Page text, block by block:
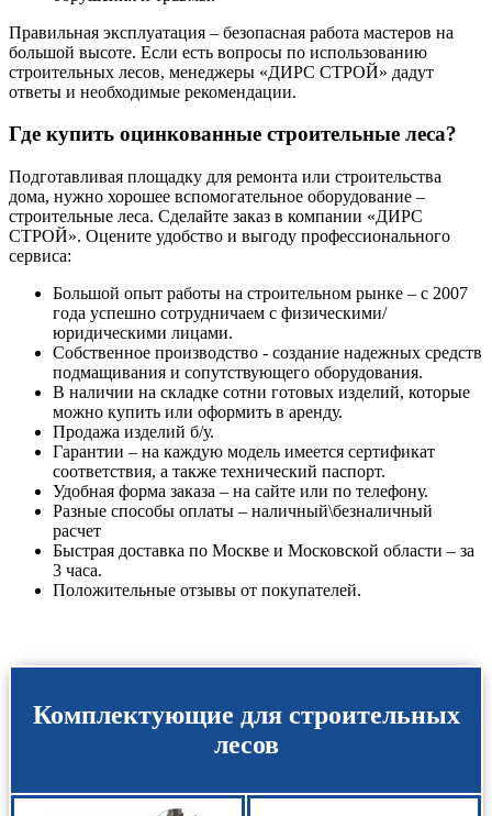
Правильная эксплуатация – безопасная работа мастеров на
большой высоте. Если есть вопросы по использованию
строительных лесов, менеджеры «ДИРС СТРОЙ» дадут
ответы и необходимые рекомендации.
Где купить оцинкованные строительные леса?
Подготавливая площадку для ремонта или строительства
дома, нужно хорошее вспомогательное оборудование –
строительные леса. Сделайте заказ в компании «ДИРС
СТРОЙ». Оцените удобство и выгоду профессионального
сервиса:
Большой опыт работы на строительном рынке – с 2007
года успешно сотрудничаем с физическими/
юридическими лицами.
Собственное производство - создание надежных средств
подмащивания и сопутствующего оборудования.
В наличии на складке сотни готовых изделий, которые
можно купить или оформить в аренду.
Продажа изделий б/у.
Гарантии – на каждую модель имеется сертификат
соответствия, а также технический паспорт.
Удобная форма заказа – на сайте или по телефону.
Разные способы оплаты – наличный\безналичный
расчет
Быстрая доставка по Москве и Московской области – за
3 часа.
Положительные отзывы от покупателей.
Комплектующие для строительных
лесов